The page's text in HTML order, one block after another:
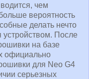
чем
вероятность
делать нечто
устройством. После
на базе
официально
для Neo G4
серьезных